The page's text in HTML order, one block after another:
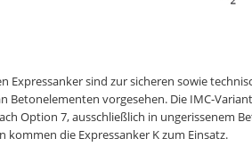
Expressanker sind zur sicheren sowie
Betonelementen vorgesehen. Die IMC-
Option 7, ausschließlich in ungerissenem
kommen die Expressanker K zum Einsatz.